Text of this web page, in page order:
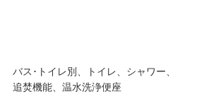
バス･トイレ別、トイレ、シャワー、
追焚機能、温水洗浄便座